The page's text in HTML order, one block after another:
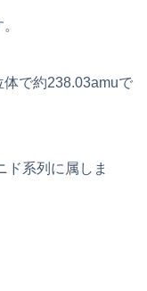
で約238.03amuで
ド系列に属しま